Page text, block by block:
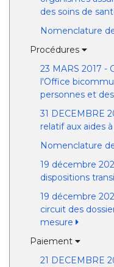
des soins de
Nomenclature
Procédures
23 MARS 2017 -
l'Office
personnes et
31 DECEMBRE
relatif aux aides
Nomenclature
19 décembre
dispositions
19 décembre
circuit des
mesure
Paiement
21 DECEMBRE